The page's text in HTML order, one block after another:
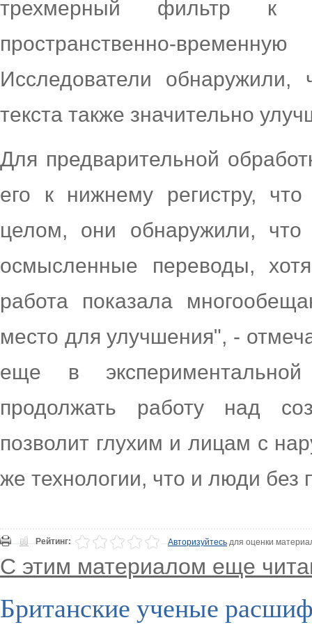
трехмерный фильтр к
пространственно-
Исследователи обнаружили,
текста также значительно
Для предварительной
его к нижнему регистру,
целом, они обнаружили, что
осмысленные переводы,
работа показала
место для улучшения", -
еще в
продолжать работу над
позволит глухим и лицам с
же технологии, что и люди без
Рейтинг: Авторизуйтесьдля оценки
С этим материалом еще
Британские ученые